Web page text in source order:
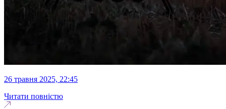
26 травня 2025, 22:45
Читати повністю